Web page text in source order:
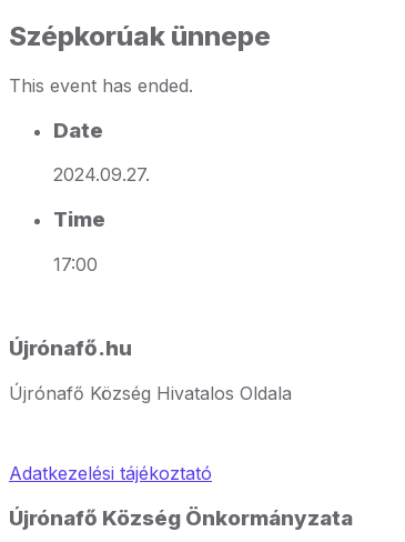
Szépkorúak ünnepe
This event has ended.
Date
2024.09.27.
Time
17:00
Újrónafő.hu
Újrónafő Község Hivatalos Oldala
Adatkezelési tájékoztató
Újrónafő Község Önkormányzata